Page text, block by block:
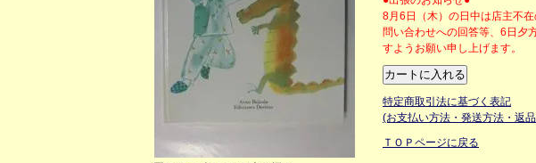
8月6日（木）の日中は店主不
問い合わせへの回答等、6日夕
すようお願い申し上げます。
特定商取引法に基づく表記
(お支払い方法・発送方法・返
ＴＯＰページに戻る